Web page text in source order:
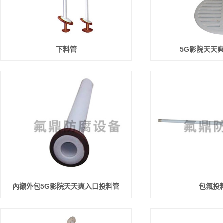
下料管 5G影院天天
內襯外包5G影院天天爽入口投料管 包氟投